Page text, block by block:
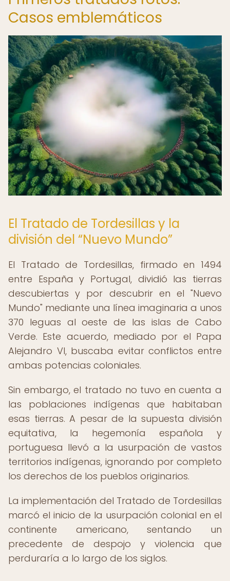
Casos emblemáticos
El Tratado de Tordesillas y la
división del “Nuevo Mundo”
El Tratado de Tordesillas, firmado en 1494
entre España y Portugal, dividió las tierras
descubiertas y por descubrir en el "Nuevo
Mundo" mediante una línea imaginaria a unos
370 leguas al oeste de las islas de Cabo
Verde. Este acuerdo, mediado por el Papa
Alejandro VI, buscaba evitar conflictos entre
ambas potencias coloniales.
Sin embargo, el tratado no tuvo en cuenta a
las poblaciones indígenas que habitaban
esas tierras. A pesar de la supuesta división
equitativa, la hegemonía española y
portuguesa llevó a la usurpación de vastos
territorios indígenas, ignorando por completo
los derechos de los pueblos originarios.
La implementación del Tratado de Tordesillas
marcó el inicio de la usurpación colonial en el
continente americano, sentando un
precedente de despojo y violencia que
perduraría a lo largo de los siglos.